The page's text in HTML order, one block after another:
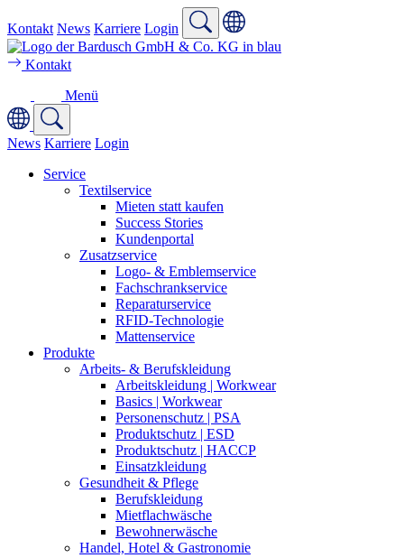
Kontakt News Karriere Login
Kontakt
Menü
News Karriere Login
Service
Textilservice
Mieten statt kaufen
Success Stories
Kundenportal
Zusatzservice
Logo- & Emblemservice
Fachschrankservice
Reparaturservice
RFID-Technologie
Mattenservice
Produkte
Arbeits- & Berufskleidung
Arbeitskleidung | Workwear
Basics | Workwear
Personenschutz | PSA
Produktschutz | ESD
Produktschutz | HACCP
Einsatzkleidung
Gesundheit & Pflege
Berufskleidung
Mietflachwäsche
Bewohnerwäsche
Handel, Hotel & Gastronomie